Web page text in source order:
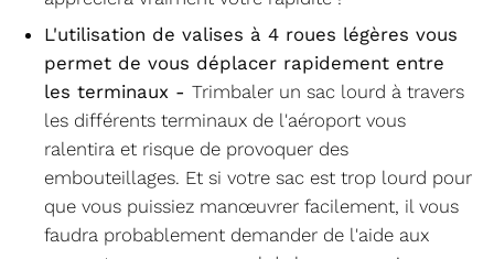
L'utilisation de valises à 4 roues légères vous
permet de vous déplacer rapidement entre
les terminaux - Trimbaler un sac lourd à travers
les différents terminaux de l'aéroport vous
ralentira et risque de provoquer des
embouteillages. Et si votre sac est trop lourd pour
que vous puissiez manœuvrer facilement, il vous
faudra probablement demander de l'aide aux